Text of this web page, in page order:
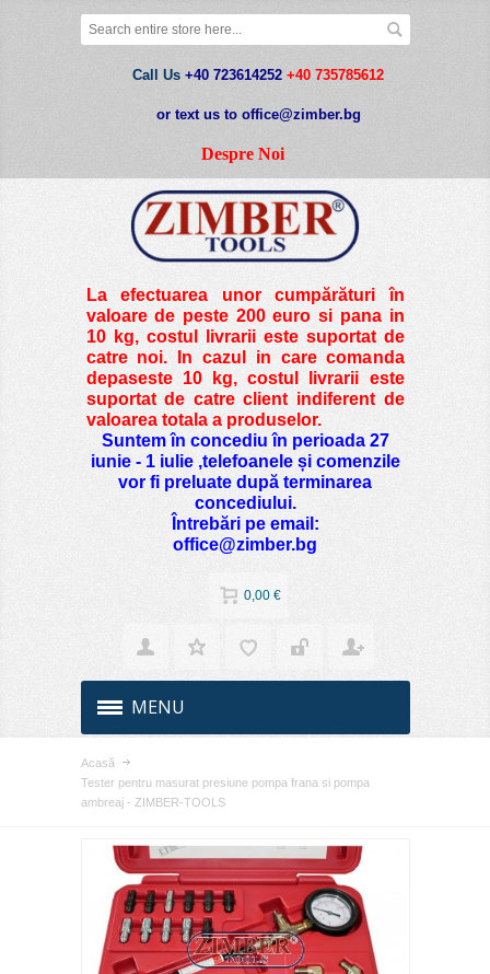
Call Us +40 723614252 +40 735785612
or text us to office@zimber.bg
Despre Noi
La efectuarea unor cumpărături în
valoare de peste200 euro si pana in
10 kg, costul livrarii este suportat de
catre noi. In cazul in care comanda
depaseste 10 kg, costul livrarii este
suportat de catre client indiferent de
valoarea totala a produselor.
Suntem în concediu în perioada 27
iunie - 1 iulie ,telefoanele și comenzile
vor fi preluate după terminarea
concediului.
Întrebări pe email:
office@zimber.bg
0,00 €
MENU
Acasă
Tester pentru masurat presiune pompa frana si pompa
ambreaj - ZIMBER-TOOLS